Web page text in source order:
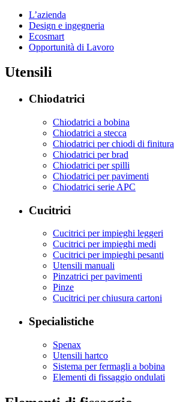
L’azienda
Design e ingegneria
Ecosmart
Opportunità di Lavoro
Utensili
Chiodatrici
Chiodatrici a bobina
Chiodatrici a stecca
Chiodatrici per chiodi di finitura
Chiodatrici per brad
Chiodatrici per spilli
Chiodatrici per pavimenti
Chiodatrici serie APC
Cucitrici
Cucitrici per impieghi leggeri
Cucitrici per impieghi medi
Cucitrici per impieghi pesanti
Utensili manuali
Pinzatrici per pavimenti
Pinze
Cucitrici per chiusura cartoni
Specialistiche
Spenax
Utensili hartco
Sistema per fermagli a bobina
Elementi di fissaggio ondulati